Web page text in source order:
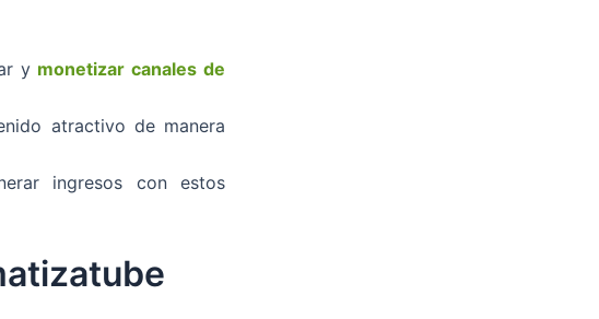
y monetizar canales de
atractivo de manera
ingresos con estos